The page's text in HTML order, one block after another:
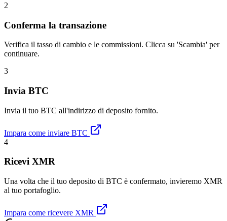
2
Conferma la transazione
Verifica il tasso di cambio e le commissioni. Clicca su 'Scambia' per
continuare.
3
Invia BTC
Invia il tuo BTC all'indirizzo di deposito fornito.
Impara come inviare BTC
4
Ricevi XMR
Una volta che il tuo deposito di BTC è confermato, invieremo XMR
al tuo portafoglio.
Impara come ricevere XMR